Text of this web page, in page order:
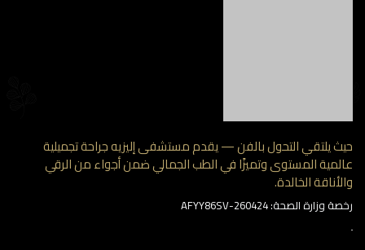
حيث يلتقي التحول بالفن — يقدم مستشفى إليزيه جراحة تجميلية
عالمية المستوى وتميزًا في الطب الجمالي ضمن أجواء من الرقي
والأناقة الخالدة.
رخصة وزارة الصحة: AFYY86SV-260424